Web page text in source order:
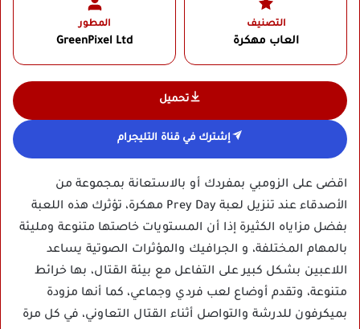
التصنيف
العاب مهكرة
المطور
GreenPixel Ltd‏
تحميل
إشترك في قناة التليجرام
اقضى على الزومبي بمفردك أو بالاستعانة بمجموعة من
الأصدقاء عند تنزيل لعبة Prey Day مهكرة، تؤثرك هذه اللعبة
بفضل مزاياه الكثيرة إذا أن المستويات خاصتها متنوعة ومليئة
بالمهام المختلفة، و الجرافيك والمؤثرات الصوتية يساعد
اللاعبين بشكل كبير على التفاعل مع بيئة القتال، بها خرائط
متنوعة، وتقدم أوضاع لعب فردي وجماعي، كما أنها مزودة
بميكرفون للدرشة والتواصل أثناء القتال التعاوني، في كل مرة